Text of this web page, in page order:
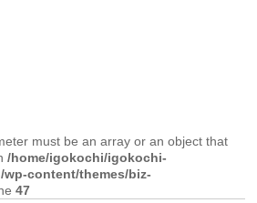
must be an array or an object that
/home/igokochi/igokochi-
content/themes/biz-
47